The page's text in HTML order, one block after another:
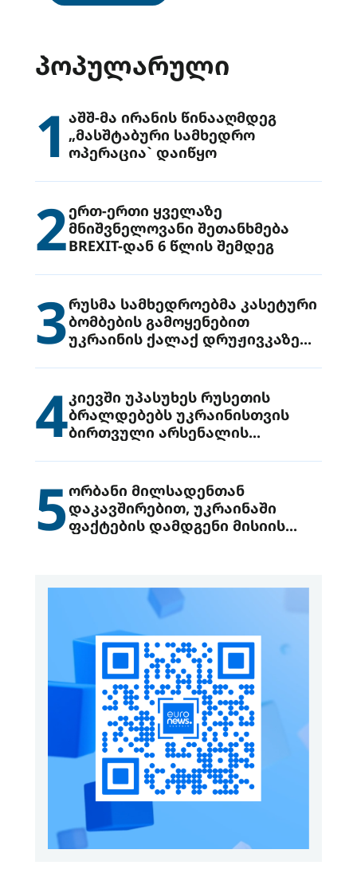
ᲞᲝᲞᲣᲚᲐᲠᲣᲚᲘ
1 აშშ-მა ირანის წინააღმდეგ
„მასშტაბური სამხედრო
ოპერაცია` დაიწყო
2ერთ-ერთი ყველაზე
მნიშვნელოვანი შეთანხმება
BREXIT-დან 6 წლის შემდეგ
3რუსმა სამხედროებმა კასეტური
ბომბების გამოყენებით
უკრაინის ქალაქ დრუჟივკაზე
4კიევში უპასუხეს რუსეთის
ბრალდებებს უკრაინისთვის
ბირთვული არსენალის
5ორბანი მილსადენთან
დაკავშირებით, უკრაინაში
ფაქტების დამდგენი მისიის